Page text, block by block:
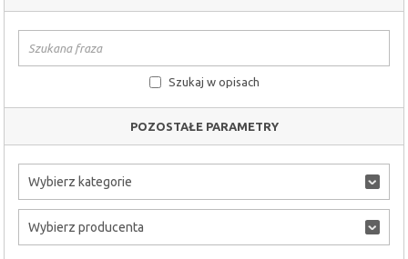
Szukaj w opisach
POZOSTAŁE PARAMETRY
Wybierz kategorie
Wybierz producenta